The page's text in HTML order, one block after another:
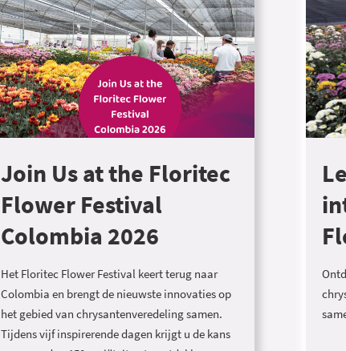
Join Us at the Floritec
Flower Festival
Colombia 2026
Het Floritec Flower Festival keert terug naar
Colombia en brengt de nieuwste innovaties op
het gebied van chrysantenveredeling samen.
Tijdens vijf inspirerende dagen krijgt u de kans